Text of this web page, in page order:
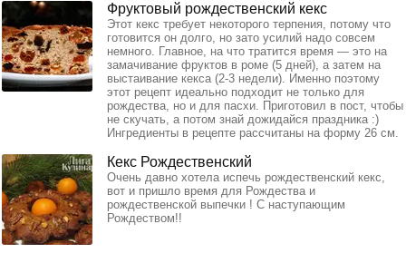
Фруктовый рождественский кекс
Этот кекс требует некоторого терпения, потому что
готовится он долго, но зато усилий надо совсем
немного. Главное, на что тратится время — это на
замачивание фруктов в роме (5 дней), а затем на
выстаивание кекса (2-3 недели). Именно поэтому
этот рецепт идеально подходит не только для
рождества, но и для пасхи. Приготовил в пост, чтобы
не скучать, а потом знай дожидайся праздника :)
Ингредиенты в рецепте рассчитаны на форму 26 см.
Кекс Рождественский
Очень давно хотела испечь рождественский кекс,
вот и пришло время для Рождества и
рождественской выпечки ! С наступающим
Рождеством!!